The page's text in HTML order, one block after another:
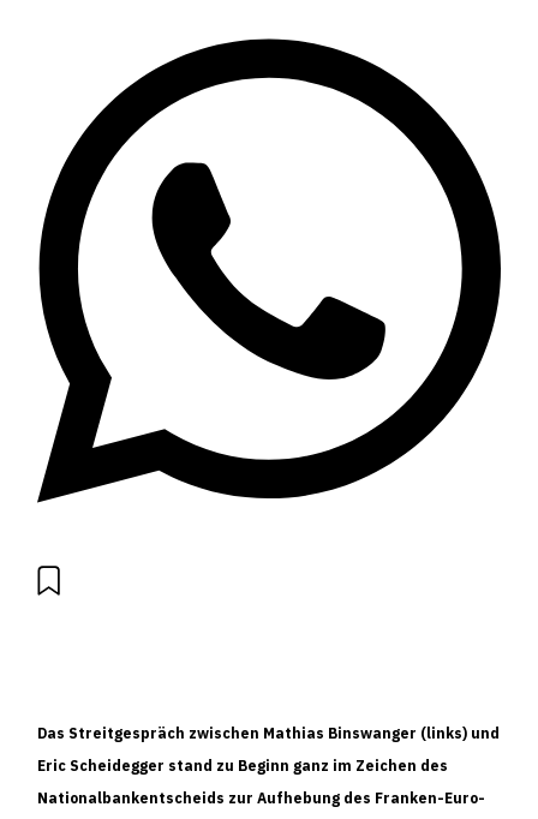
Das Streitgespräch zwischen Mathias Binswanger (links) und
Eric Scheidegger stand zu Beginn ganz im Zeichen des
Nationalbankentscheids zur Aufhebung des Franken-Euro-